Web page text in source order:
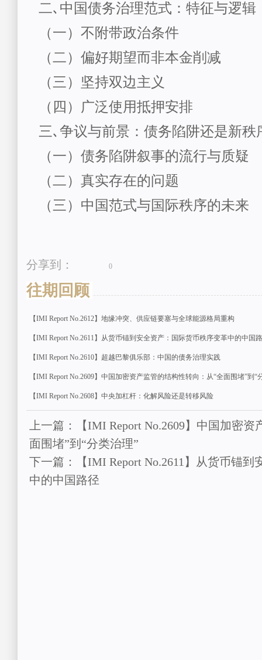
二､中国债务治理范式：特征与逻辑
（一）不附带政治条件
（二）偏好期望而非本金削减
（三）坚持双边主义
（四）广泛使用抵押安排
三､争议与前景：债务陷阱还是新秩
（一）债务陷阱叙事的流行与质疑
（二）真实存在的问题
（三）中国范式与国际秩序的未来
分享到： 0
往期回顾
【IMI Report No.2612】地缘冲突、供应链要塞与全球能源格局重构
【IMI Report No.2611】从货币锚到安全资产：国际货币秩序变革中的中国
【IMI Report No.2610】超越巴黎俱乐部：中国的债务治理实践
【IMI Report No.2609】中国加密资产监管的结构性转向：从“全面围堵”到“
【IMI Report No.2608】中央加杠杆：化解风险还是转移风险
上一篇：【IMI Report No.2609】中国加密
面围堵”到“分类治理”
下一篇：【IMI Report No.2611】从货币锚
中的中国路径